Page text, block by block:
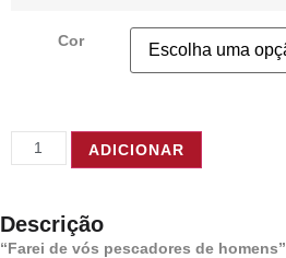
Cor
ADICIONAR
Descrição
“Farei de vós pescadores de homens”